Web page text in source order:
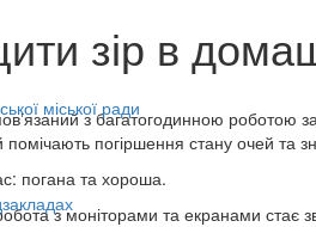
міської ради
зір в
з багатогодинною
помічають погіршення стану очей та
погана та хороша.
з моніторами та екранами